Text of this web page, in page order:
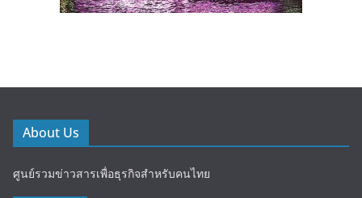
About Us
ศูนย์รวมข่าวสารเพื่อธุรกิจสำหรับคนไทย